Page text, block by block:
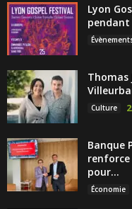
Lyon
pendant
Thomas
Culture
Banque
pour...
Économie